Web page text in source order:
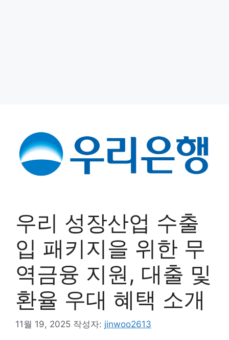
우리 성장산업 수출
입 패키지을 위한 무
역금융 지원, 대출 및
환율 우대 혜택 소개
11월 19, 2025 작성자: jinwoo2613